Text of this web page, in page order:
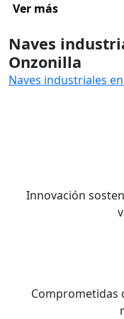
Ver más
Naves
Onzonilla
Naves industriales
Innovación
Comprometidas